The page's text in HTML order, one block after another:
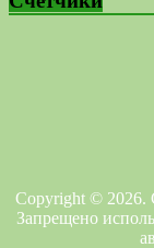
Copyright © 2026.
Запрещено